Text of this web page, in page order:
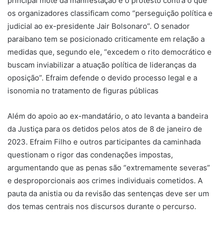
os organizadores classificam como “perseguição política e
judicial ao ex-presidente Jair Bolsonaro”. O senador
paraibano tem se posicionado criticamente em relação a
medidas que, segundo ele, “excedem o rito democrático e
buscam inviabilizar a atuação política de lideranças da
oposição”. Efraim defende o devido processo legal e a
isonomia no tratamento de figuras públicas
​Além do apoio ao ex-mandatário, o ato levanta a bandeira
da Justiça para os detidos pelos atos de 8 de janeiro de
2023. Efraim Filho e outros participantes da caminhada
questionam o rigor das condenações impostas,
argumentando que as penas são “extremamente severas”
e desproporcionais aos crimes individuais cometidos. A
pauta da anistia ou da revisão das sentenças deve ser um
dos temas centrais nos discursos durante o percurso.